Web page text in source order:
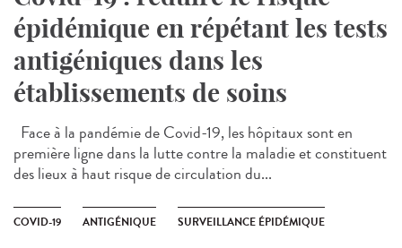
épidémique en répétant les tests
antigéniques dans les
établissements de soins
Face à la pandémie de Covid-19, les hôpitaux sont en
première ligne dans la lutte contre la maladie et constituent
des lieux à haut risque de circulation du...
COVID-19 ANTIGÉNIQUE SURVEILLANCE ÉPIDÉMIQUE